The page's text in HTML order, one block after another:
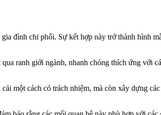
đình chi phối. Sự kết hợp này trở thành hình
ranh giới ngành, nhanh chóng thích ứng với
một cách có trách nhiệm, mà còn xây dựng